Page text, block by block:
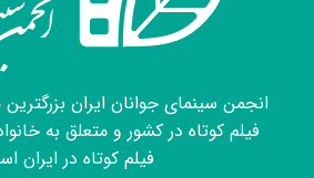
انجمن سینمای جوانان ایران
فیلم کوتاه در کشور و متعلق به
فیلم کوتاه در ایران